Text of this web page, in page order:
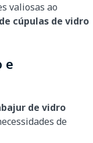
valiosas ao
cúpulas de vidro
e
de vidro
de